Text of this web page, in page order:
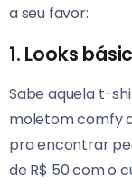
a seu favor:
1. Looks
Sabe aquela t-
moletom comfy
pra encontrar
de R$ 50 com o